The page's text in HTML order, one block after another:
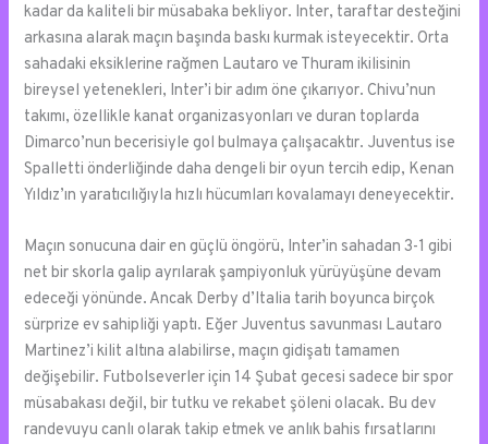
kadar da kaliteli bir müsabaka bekliyor. Inter, taraftar desteğini
arkasına alarak maçın başında baskı kurmak isteyecektir. Orta
sahadaki eksiklerine rağmen Lautaro ve Thuram ikilisinin
bireysel yetenekleri, Inter’i bir adım öne çıkarıyor. Chivu’nun
takımı, özellikle kanat organizasyonları ve duran toplarda
Dimarco’nun becerisiyle gol bulmaya çalışacaktır. Juventus ise
Spalletti önderliğinde daha dengeli bir oyun tercih edip, Kenan
Yıldız’ın yaratıcılığıyla hızlı hücumları kovalamayı deneyecektir.
Maçın sonucuna dair en güçlü öngörü, Inter’in sahadan 3-1 gibi
net bir skorla galip ayrılarak şampiyonluk yürüyüşüne devam
edeceği yönünde. Ancak Derby d’Italia tarih boyunca birçok
sürprize ev sahipliği yaptı. Eğer Juventus savunması Lautaro
Martinez’i kilit altına alabilirse, maçın gidişatı tamamen
değişebilir. Futbolseverler için 14 Şubat gecesi sadece bir spor
müsabakası değil, bir tutku ve rekabet şöleni olacak. Bu dev
randevuyu canlı olarak takip etmek ve anlık bahis fırsatlarını